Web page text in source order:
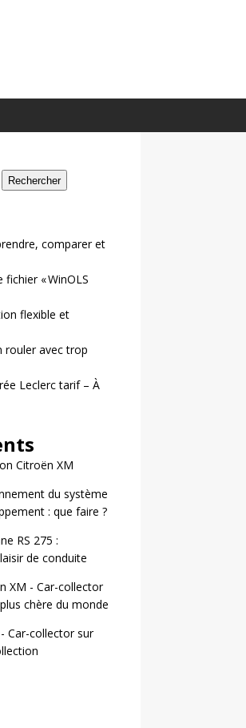
Rechercher
comparer et
« WinOLS
flexible et
rouler avec trop
Leclerc tarif – À
Citroën XM
du système
: que faire ?
RS 275 :
de conduite
XM - Car-collector
chère du monde
Car-collectorsur